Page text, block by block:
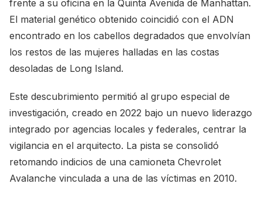
frente a su oficina en la Quinta Avenida de Manhattan.
El material genético obtenido coincidió con el ADN
encontrado en los cabellos degradados que envolvían
los restos de las mujeres halladas en las costas
desoladas de Long Island.
Este descubrimiento permitió al grupo especial de
investigación, creado en 2022 bajo un nuevo liderazgo
integrado por agencias locales y federales, centrar la
vigilancia en el arquitecto. La pista se consolidó
retomando indicios de una camioneta Chevrolet
Avalanche vinculada a una de las víctimas en 2010.